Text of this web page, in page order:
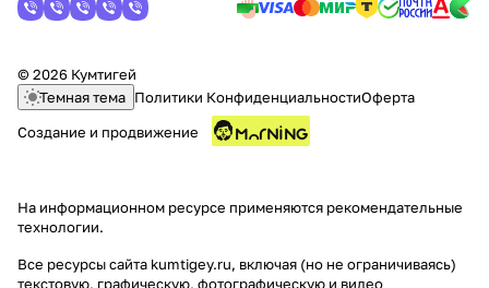
© 2026 Кумтигей
Темная тема Политики КонфиденциальностиОферта
Создание и продвижение
На информационном ресурсе применяются рекомендательные
технологии.
Все ресурсы сайта kumtigey.ru, включая (но не ограничиваясь)
текстовую, графическую, фотографическую и видео